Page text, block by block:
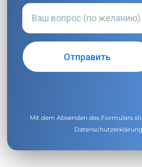
Mit dem Absenden des Formulars
Datenschutzerklärung